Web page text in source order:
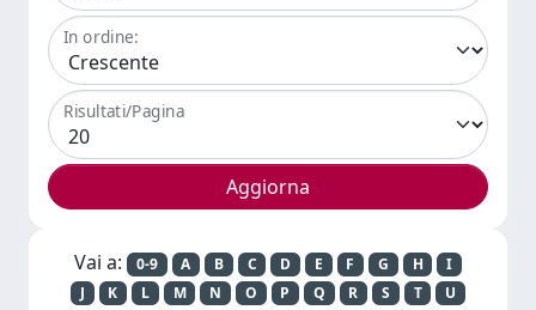
In ordine:
Risultati/Pagina
Vai a: 0-9 A B C D E F G H
I
J
K L M N O P Q R S T
U